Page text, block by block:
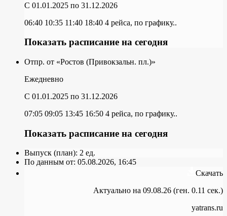
C 01.01.2025 по 31.12.2026
06:40 10:35 11:40 18:40 4 рейса, по графику..
Показать расписание на сегодня
Отпр. от «Ростов (Привокзальн. пл.)»
Ежедневно
C 01.01.2025 по 31.12.2026
07:05 09:05 13:45 16:50 4 рейса, по графику..
Показать расписание на сегодня
Выпуск (план): 2 ед.
По данным от: 05.08.2026, 16:45
Скачать
Актуально на 09.08.26 (ген. 0.11 сек.)
yatrans.ru